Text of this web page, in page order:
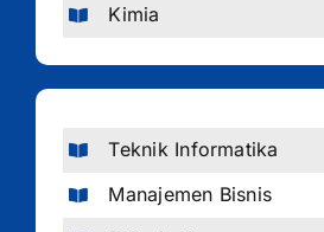
Kimia
Teknik Informatika
Manajemen Bisnis